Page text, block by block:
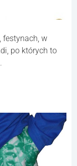
festynach, w
po których to